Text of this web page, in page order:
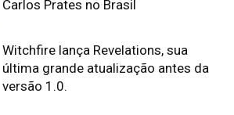
Carlos Prates no Brasil
Witchfire lança Revelations, sua
última grande atualização antes da
versão 1.0.